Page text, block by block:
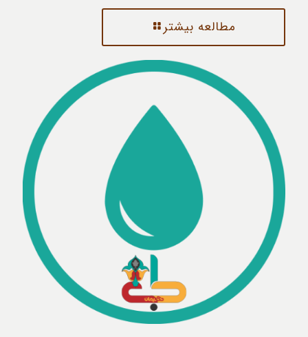
مطالعه بیشتر